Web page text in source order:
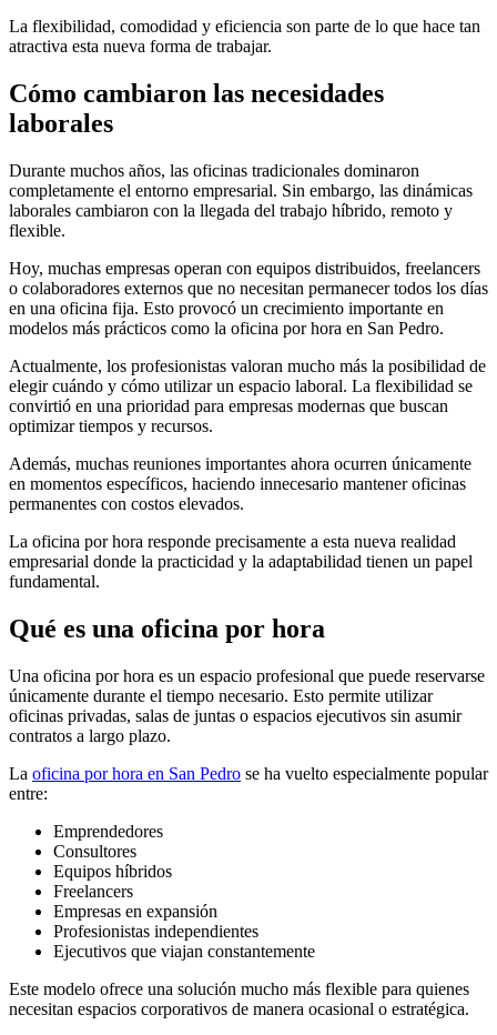
La flexibilidad, comodidad y eficiencia son parte de lo que hace tan
atractiva esta nueva forma de trabajar.
Cómo cambiaron las necesidades
laborales
Durante muchos años, las oficinas tradicionales dominaron
completamente el entorno empresarial. Sin embargo, las dinámicas
laborales cambiaron con la llegada del trabajo híbrido, remoto y
flexible.
Hoy, muchas empresas operan con equipos distribuidos, freelancers
o colaboradores externos que no necesitan permanecer todos los días
en una oficina fija. Esto provocó un crecimiento importante en
modelos más prácticos como la oficina por hora en San Pedro.
Actualmente, los profesionistas valoran mucho más la posibilidad de
elegir cuándo y cómo utilizar un espacio laboral. La flexibilidad se
convirtió en una prioridad para empresas modernas que buscan
optimizar tiempos y recursos.
Además, muchas reuniones importantes ahora ocurren únicamente
en momentos específicos, haciendo innecesario mantener oficinas
permanentes con costos elevados.
La oficina por hora responde precisamente a esta nueva realidad
empresarial donde la practicidad y la adaptabilidad tienen un papel
fundamental.
Qué es una oficina por hora
Una oficina por hora es un espacio profesional que puede reservarse
únicamente durante el tiempo necesario. Esto permite utilizar
oficinas privadas, salas de juntas o espacios ejecutivos sin asumir
contratos a largo plazo.
La oficina por hora en San Pedro se ha vuelto especialmente popular
entre:
Emprendedores
Consultores
Equipos híbridos
Freelancers
Empresas en expansión
Profesionistas independientes
Ejecutivos que viajan constantemente
Este modelo ofrece una solución mucho más flexible para quienes
necesitan espacios corporativos de manera ocasional o estratégica.